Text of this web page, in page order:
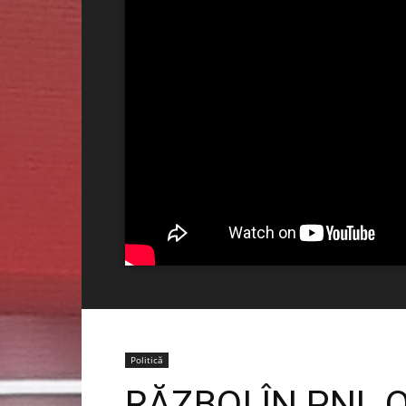
Politică